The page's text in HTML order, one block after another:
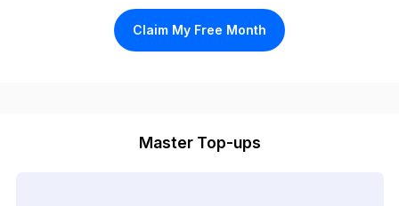
Claim My Free Month
Master Top-ups